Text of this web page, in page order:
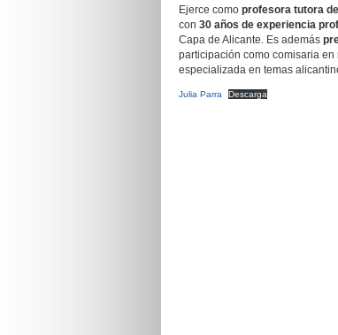
Ejerce como profesora tutora
con 30 años de experiencia
Capa de Alicante. Es además
participación como comisaria
especializada en temas
Julia Parra Descarga